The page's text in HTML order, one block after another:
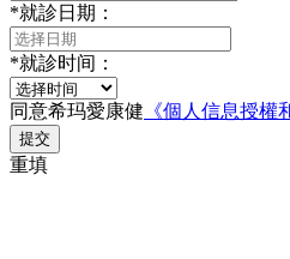
*就診日期：
*就診时间：
同意希玛愛康健 《個人信息授權
提交
重填